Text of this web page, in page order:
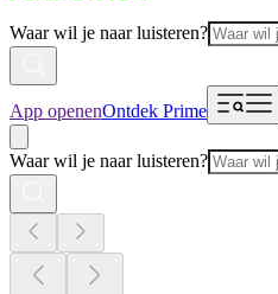
Waar wil je naar luisteren?
App openenOntdek Prime
Waar wil je naar luisteren?